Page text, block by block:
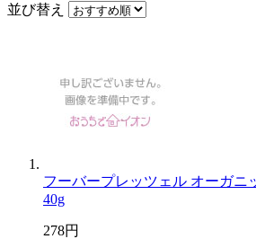
並び替え
フーバープレッツェル オーガニ
40g
278円